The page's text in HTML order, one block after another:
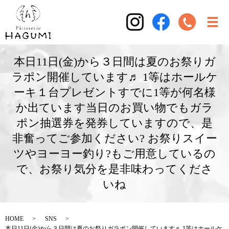
本日11日(金)から３日間は夏のお祭りガ
ラポン開催しています♬ 1等はホールケ
ーキ１台プレゼントすでに1等が何名様
か出ています当日のお買い物でもガラ
ポン抽選券を発券していますので、是
非奮ってご参加ください? お祭りスイー
ツやヨーヨー釣り?もご用意しているの
で、お祭り気分を是非味わってくださ
いね
HOME
SNS